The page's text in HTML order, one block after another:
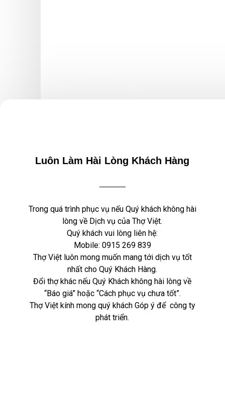
Luôn Làm Hài Lòng Khách Hàng
Trong quá trình phục vụ nếu Quý khách không hài
lòng về Dịch vụ của Thợ Việt.
Quý khách vui lòng liên hệ:
Mobile: 0915 269 839
Thợ Việt luôn mong muốn mang tới dịch vụ tốt
nhất cho Quý Khách Hàng.
Đổi thợ khác nếu Quý Khách không hài lòng về
“Báo giá” hoặc “Cách phục vụ chưa tốt”.
Thợ Việt kính mong quý khách Góp ý để công ty
phát triển.